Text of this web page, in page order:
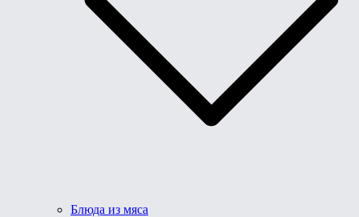
Блюда из мяса